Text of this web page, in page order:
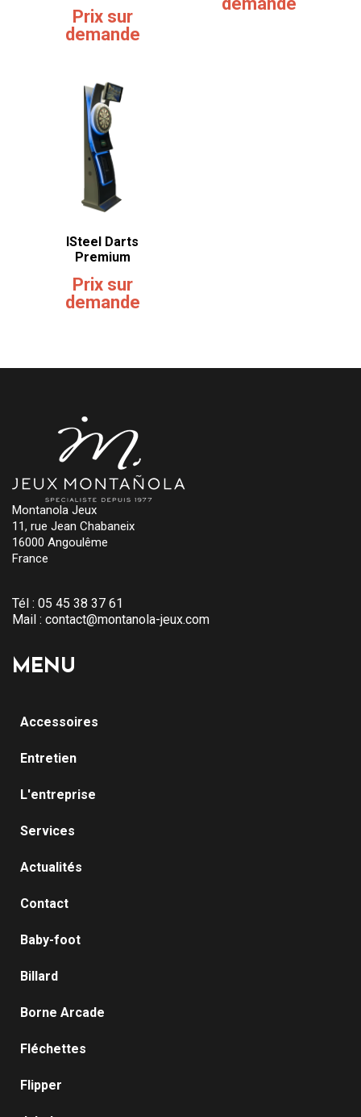
Prix sur
demande
ISteel Darts
Premium
Prix sur
demande
Montanola Jeux
11, rue Jean Chabaneix
16000 Angoulême
France
Tél : 05 45 38 37 61
Mail : contact@montanola-jeux.com
MENU
Accessoires
Entretien
L'entreprise
Services
Actualités
Contact
Baby-foot
Billard
Borne Arcade
Fléchettes
Flipper